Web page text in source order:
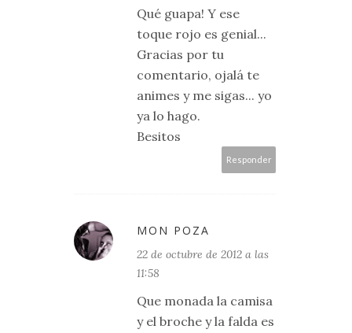
Qué guapa! Y ese
toque rojo es genial...
Gracias por tu
comentario, ojalá te
animes y me sigas... yo
ya lo hago.
Besitos
Responder
MON POZA
22 de octubre de 2012 a las
11:58
Que monada la camisa
y el broche y la falda es